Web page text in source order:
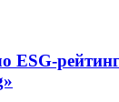
ESG-